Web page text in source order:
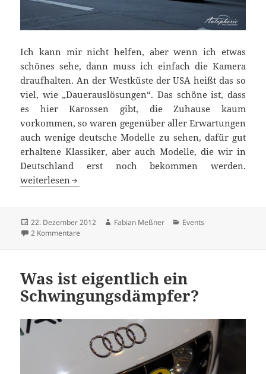
Ich kann mir nicht helfen, aber wenn ich etwas
schönes sehe, dann muss ich einfach die Kamera
draufhalten. An der Westküste der USA heißt das so
viel, wie „Dauerauslösungen“. Das schöne ist, dass
es hier Karossen gibt, die Zuhause kaum
vorkommen, so waren gegenüber aller Erwartungen
auch wenige deutsche Modelle zu sehen, dafür gut
erhaltene Klassiker, aber auch Modelle, die wir in
Deutschland erst noch bekommen werden.
Automobilkultur aus Kalifornien
weiterlesen
Veröffentlicht
am
22. Dezember 2012 Autor
Fabian Meßner Kategorien
Events
2 Kommentare
Was ist eigentlich ein
Schwingungsdämpfer?